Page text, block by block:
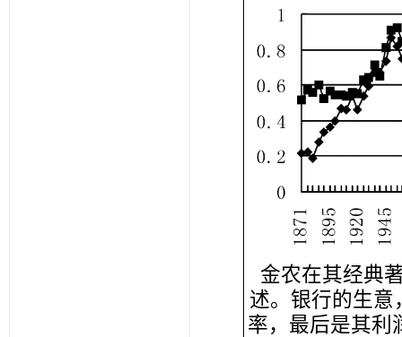
金农在其经典
述。银行的生意
率，最后是其利